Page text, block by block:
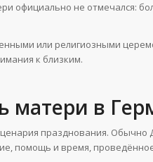
официально не отмечался:
или религиозными
к близким.
матери в
празднования.
помощь и время,